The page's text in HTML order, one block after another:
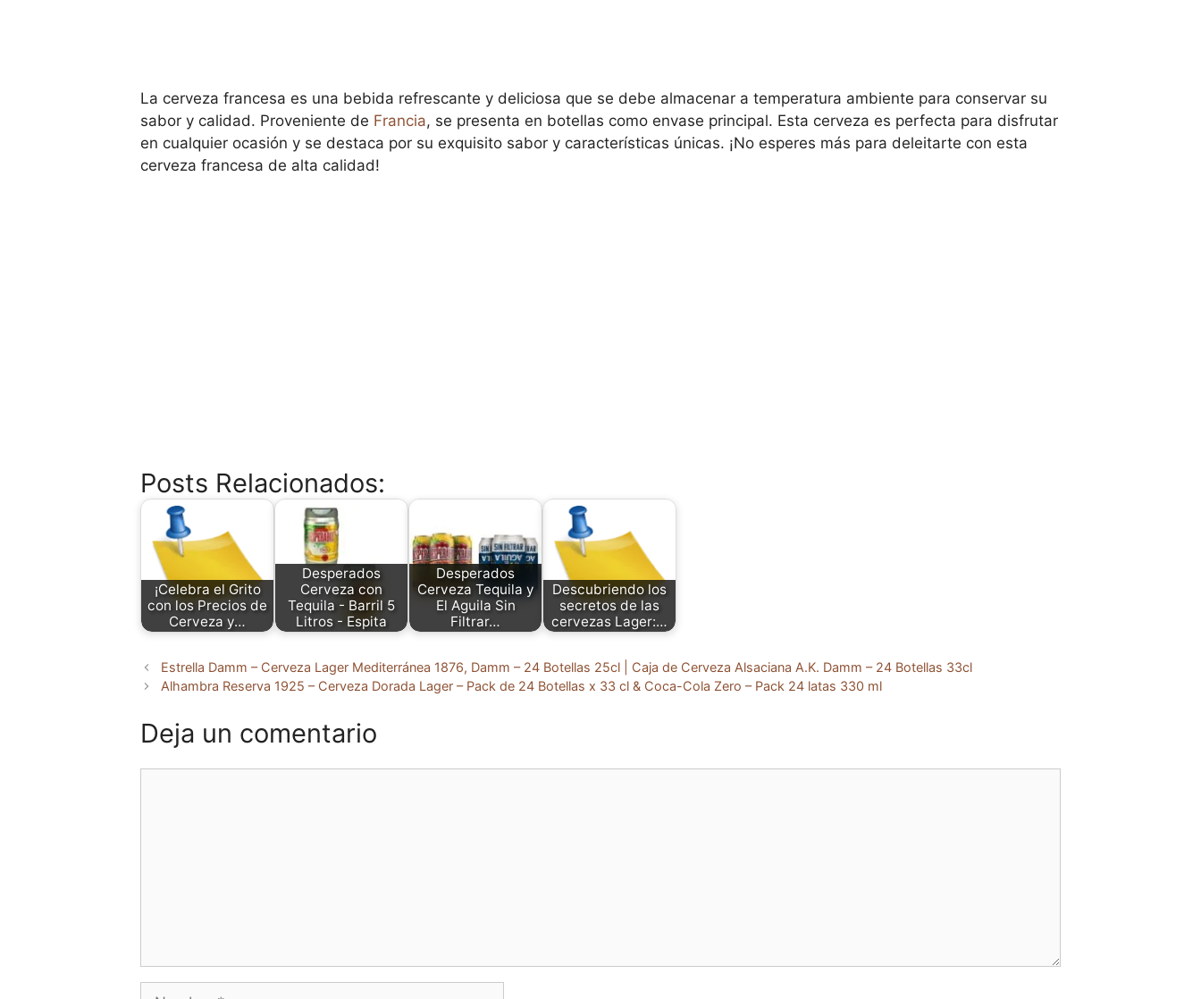
La cerveza francesa es una bebida refrescante y deliciosa que se debe almacenar a temperatura ambiente para conservar su
sabor y calidad. Proveniente de Francia, se presenta en botellas como envase principal. Esta cerveza es perfecta para disfrutar
en cualquier ocasión y se destaca por su exquisito sabor y características únicas. ¡No esperes más para deleitarte con esta
cerveza francesa de alta calidad!
Posts Relacionados:
¡Celebra el Grito
con los Precios de
Cerveza y…
Desperados
Cerveza con
Tequila - Barril 5
Litros - Espita
Desperados
Cerveza Tequila y
El Aguila Sin
Filtrar…
Descubriendo los
secretos de las
cervezas Lager:…
Estrella Damm – Cerveza Lager Mediterránea 1876, Damm – 24 Botellas 25cl | Caja de Cerveza Alsaciana A.K. Damm – 24 Botellas 33cl
Alhambra Reserva 1925 – Cerveza Dorada Lager – Pack de 24 Botellas x 33 cl & Coca-Cola Zero – Pack 24 latas 330 ml
Deja un comentario